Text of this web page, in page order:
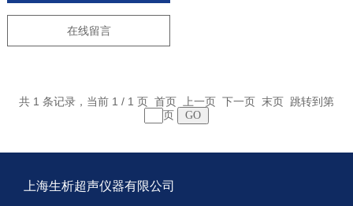
在线留言
共 1 条记录，当前 1 / 1 页 首页 上一页 下一页 末页 跳转到第
页
上海生析超声仪器有限公司